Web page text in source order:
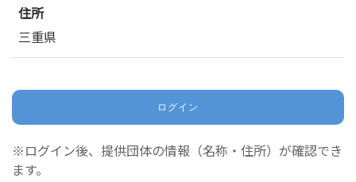
住所
三重県
ログイン
※ログイン後、提供団体の情報（名称・住所）が確認でき
ます。